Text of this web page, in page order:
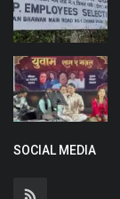
SOCIAL MEDIA